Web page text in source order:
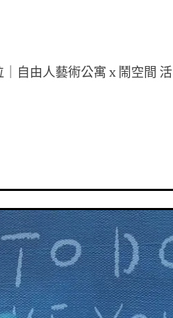
自由人藝術公寓 x 鬧空間 活